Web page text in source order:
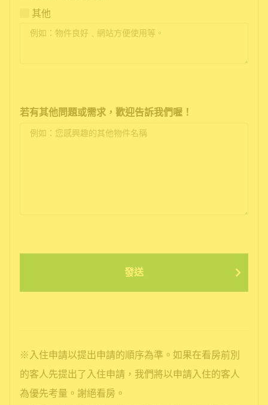
其他
若有其他問題或需求，歡迎告訴我們喔！
發送
※入住申請以提出申請的順序為準。如果在看房前別
的客人先提出了入住申請，我們將以申請入住的客人
為優先考量。謝絕看房。